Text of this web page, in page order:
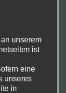
wie er
minütige
wurden
mehr! Belm
unserem
ist
eine
unseres
in